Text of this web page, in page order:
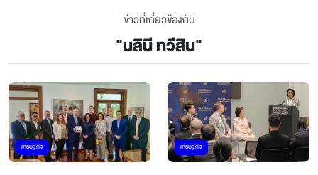
ข่าวที่เกี่ยวข้องกับ
"นลินี ทวีสิน"
เศรษฐกิจ เศรษฐกิจ